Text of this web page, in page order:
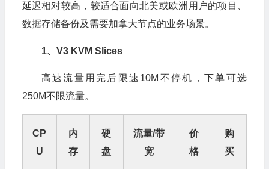
延迟相对较高，较适合面向北美或欧洲用户的项目、
数据存储备份及需要加拿大节点的业务场景。
1、V3 KVM Slices
高速流量用完后限速10M不停机，下单可选
250M不限流量。
CP
U
内
存
硬
盘
流量/带
宽
价
格
购
买